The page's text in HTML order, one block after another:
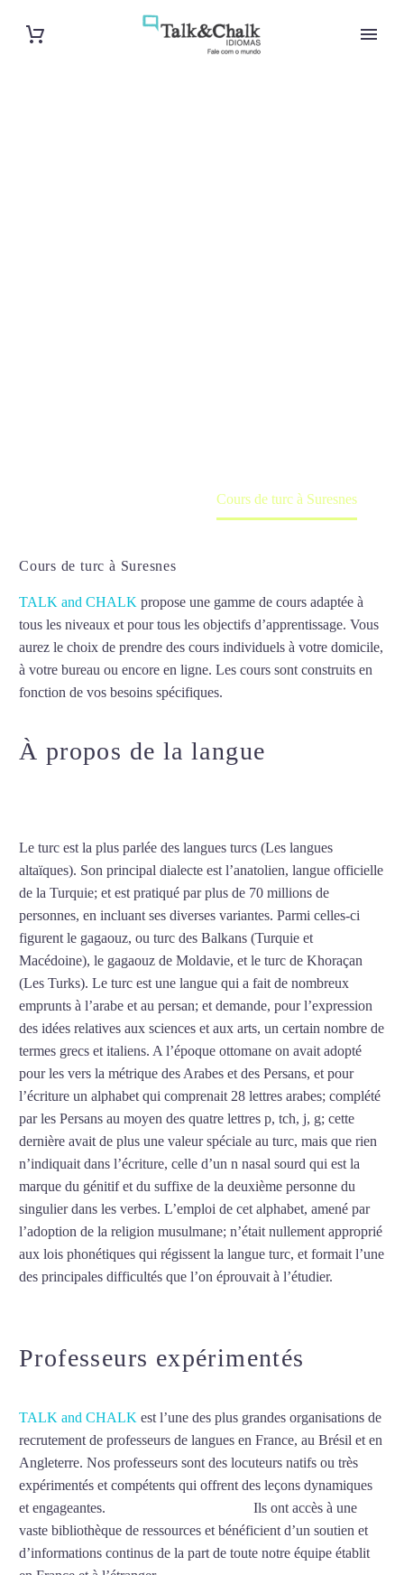
Cours de turc à Suresnes
Cours de turc à Suresnes
TALK and CHALK propose une gamme de cours adaptée à
tous les niveaux et pour tous les objectifs d’apprentissage. Vous
aurez le choix de prendre des cours individuels à votre domicile,
à votre bureau ou encore en ligne. Les cours sont construits en
fonction de vos besoins spécifiques.
À propos de la langue
Le turc est la plus parlée des langues turcs (Les langues
altaïques). Son principal dialecte est l’anatolien, langue officielle
de la Turquie; et est pratiqué par plus de 70 millions de
personnes, en incluant ses diverses variantes. Parmi celles-ci
figurent le gagaouz, ou turc des Balkans (Turquie et
Macédoine), le gagaouz de Moldavie, et le turc de Khoraçan
(Les Turks). Le turc est une langue qui a fait de nombreux
emprunts à l’arabe et au persan; et demande, pour l’expression
des idées relatives aux sciences et aux arts, un certain nombre de
termes grecs et italiens. A l’époque ottomane on avait adopté
pour les vers la métrique des Arabes et des Persans, et pour
l’écriture un alphabet qui comprenait 28 lettres arabes; complété
par les Persans au moyen des quatre lettres p, tch, j, g; cette
dernière avait de plus une valeur spéciale au turc, mais que rien
n’indiquait dans l’écriture, celle d’un n nasal sourd qui est la
marque du génitif et du suffixe de la deuxième personne du
singulier dans les verbes. L’emploi de cet alphabet, amené par
l’adoption de la religion musulmane; n’était nullement approprié
aux lois phonétiques qui régissent la langue turc, et formait l’une
des principales difficultés que l’on éprouvait à l’étudier.
Professeurs expérimentés
TALK and CHALK est l’une des plus grandes organisations de
recrutement de professeurs de langues en France, au Brésil et en
Angleterre. Nos professeurs sont des locuteurs natifs ou très
expérimentés et compétents qui offrent des leçons dynamiques
et engageantes.
Ils ont accès à une
vaste bibliothèque de ressources et bénéficient d’un soutien et
d’informations continus de la part de toute notre équipe établit